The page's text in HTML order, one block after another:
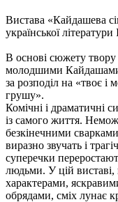
Вистава «Кайдашева
української
В основі сюжету
молодшими Кайдашами,
за розподіл на «твоє і
грушу».
Комічні і драматичні
із самого життя.
безкінечними
виразно звучать і
суперечки
людьми. У цій
характерами,
обрядами, сміх лунає